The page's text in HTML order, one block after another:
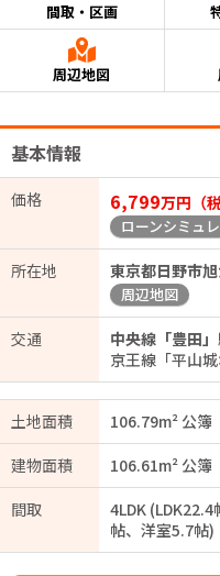
間取・区画
周辺地図
基本情報
価格 6,799万円（税
ローンシミュ
所在地 東京都日野市
周辺地図
交通
中央線「豊田
京王線「平山
土地面積
106.79m² 公簿
建物面積
106.61m² 公簿
間取
4LDK
帖、洋室5.7帖)